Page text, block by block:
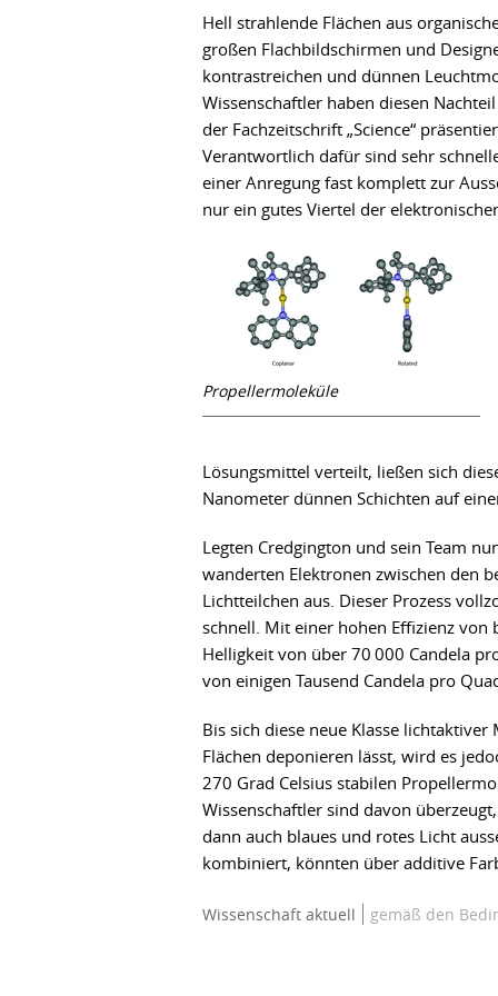
Hell strahlende Flächen aus
großen Flachbildschirmen und
kontrastreichen und dünnen
Wissenschaftler haben diesen
der Fachzeitschrift „Science“
Verantwortlich dafür sind sehr
einer Anregung fast komplett zur
nur ein gutes Viertel der
Propellermoleküle
Lösungsmittel verteilt, ließen sich
Nanometer dünnen Schichten auf
Legten Credgington und sein Team
wanderten Elektronen zwischen den
Lichtteilchen aus. Dieser Prozess
schnell. Mit einer hohen Effizienz
Helligkeit von über 70 000 Candela
von einigen Tausend Candela pro
Bis sich diese neue Klasse
Flächen deponieren lässt, wird es
270 Grad Celsius stabilen
Wissenschaftler sind davon
dann auch blaues und rotes Licht
kombiniert, könnten über additive
Wissenschaft aktuell gemäß den